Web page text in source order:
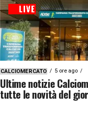
CALCIOMERCATO 5 ore ago
Ultime notizie
tutte le novità del